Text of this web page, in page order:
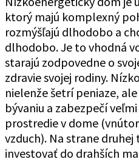
ktorý majú komplexný
rozmýšľajú dlhodobo a
dlhodobo. Je to vhodná
starajú zodpovedne o
zdravie svojej rodiny.
nielenže šetrí peniaze,
bývaniu a zabezpečí
prostredie v dome
vzduch). Na strane
investovať do drahších